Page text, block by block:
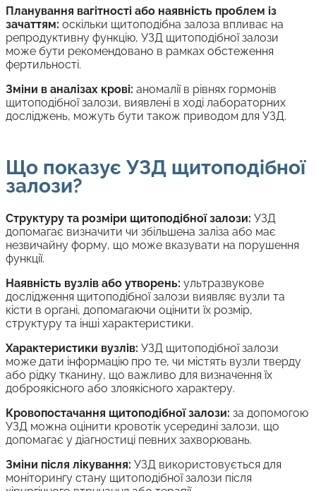
Планування вагітності або наявність проблем із
зачаттям: оскільки щитоподібна залоза впливає на
репродуктивну функцію, УЗД щитоподібної залози
може бути рекомендовано в рамках обстеження
фертильності.
Зміни в аналізах крові: аномалії в рівнях гормонів
щитоподібної залози, виявлені в ході лабораторних
досліджень, можуть бути також приводом для УЗД.
Що показує УЗД щитоподібної
залози?
Структуру та розміри щитоподібної залози: УЗД
допомагає визначити чи збільшена заліза або має
незвичайну форму, що може вказувати на порушення
функції.
Наявність вузлів або утворень: ультразвукове
дослідження щитоподібної залози виявляє вузли та
кісти в органі, допомагаючи оцінити їх розмір,
структуру та інші характеристики.
Характеристики вузлів: УЗД щитоподібної залози
може дати інформацію про те, чи містять вузли тверду
або рідку тканину, що важливо для визначення їх
доброякісного або злоякісного характеру.
Кровопостачання щитоподібної залози: за допомогою
УЗД можна оцінити кровотік усередині залози, що
допомагає у діагностиці певних захворювань.
Зміни після лікування: УЗД використовується для
моніторингу стану щитоподібної залози після